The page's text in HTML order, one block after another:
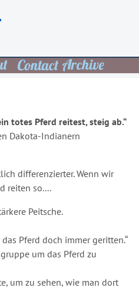
totes Pferd reitest, steig ab.“
Dakota-Indianern
differenzierter. Wenn wir
reiten so....
Peitsche.
Pferd doch immer geritten.“
um das Pferd zu
um zu sehen, wie man dort